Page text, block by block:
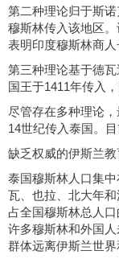
第二种理论归于斯
穆斯林传入该地区
表明印度穆斯林商人
第三种理论基于德
国王于1411年传入
尽管存在多种理论
14世纪传入泰国。
缺乏权威的伊斯兰
泰国穆斯林人口集
瓦、也拉、北大年
占全国穆斯林总人
许多穆斯林和外国
群体远离伊斯兰世界